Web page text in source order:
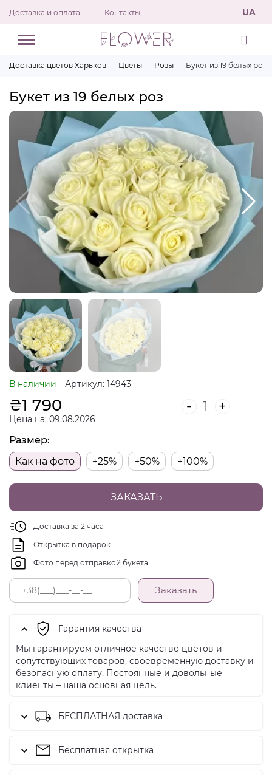
Доставка и оплата Контакты UA
Доставка цветов Харьков Цветы Розы Букет из 19 белых роз
Букет из 19 белых роз
В наличии Артикул: 14943-
₴1 790
Цена на: 09.08.2026
- +
ЗАКАЗАТЬ
Размер:
Как на фото
+25% +50% +100%
Доставка за 2 часа
Открытка в подарок
Фото перед отправкой букета
Заказать
Гарантия качества
Мы гарантируем отличное качество цветов и
сопутствующих товаров, своевременную доставку и
безопасную оплату. Постоянные и довольные
клиенты – наша основная цель.
БЕСПЛАТНАЯ доставка
Бесплатная открытка